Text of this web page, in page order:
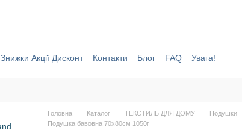
Знижки Акції Дисконт Контакти Блог FAQ
Увага!
Головна Каталог ТЕКСТИЛЬ ДЛЯ ДОМУ Подушки
Подушка бавовна 70x80см 1050г